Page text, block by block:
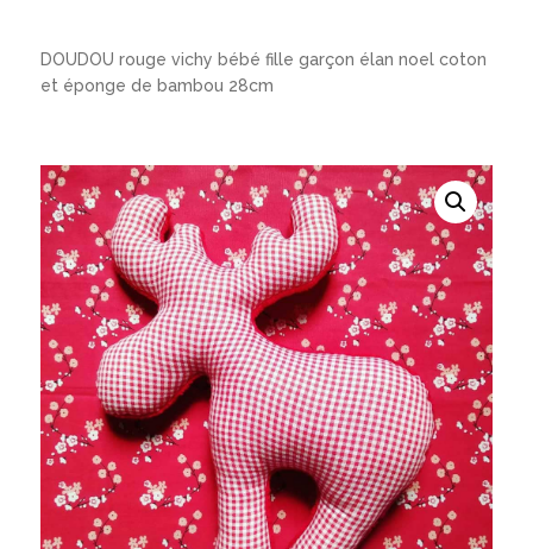
DOUDOU rouge vichy bébé fille garçon élan noel coton
et éponge de bambou 28cm